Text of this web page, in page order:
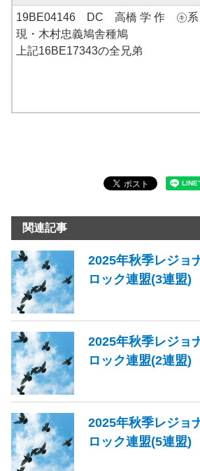
19BE04146 DC 高橋 学 作 ㋖系
現・木村忠義鳩舎種鳩
上記16BE17343の全兄弟
関連記事
2025年秋季レジョ
ロック連盟(3連盟)
2025年秋季レジョ
ロック連盟(2連盟)
2025年秋季レジョ
ロック連盟(5連盟)